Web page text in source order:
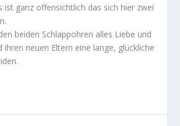
ist ganz offensichtlich das sich hier zwei
beiden Schlappohren alles Liebe und
ihren neuen Eltern eine lange, glückliche